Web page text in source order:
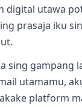
digital utawa
prasaja iku
sing gampang
utamamu,
platform